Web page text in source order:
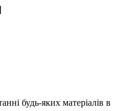
будь-яких матеріалів в